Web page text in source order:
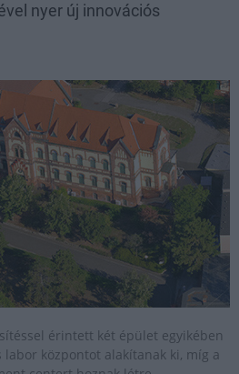
nyer új innovációs
érintett két épület egyikében
központot alakítanak ki, míg a